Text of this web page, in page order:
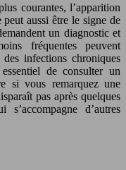
courantes, l’apparition
aussi être le signe de
un diagnostic et
fréquentes peuvent
des infections chroniques
de consulter un
si vous remarquez une
pas après quelques
d’autres